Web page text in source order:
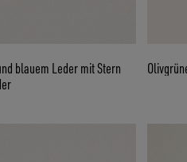
blauem Leder mit Stern